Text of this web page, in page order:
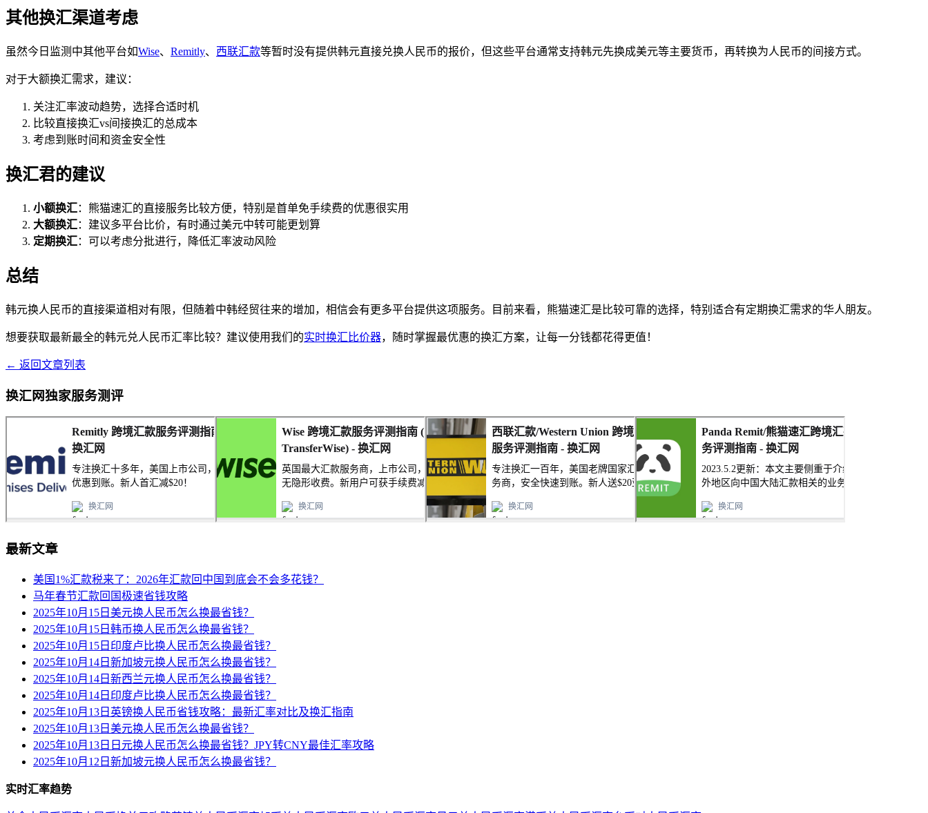
其他换汇渠道考虑
虽然今日监测中其他平台如Wise、 Remitly、 西联汇款等暂时没有提供韩元直接兑换人民币的报价，但这些平台通常支持韩元先换成美元等主要货币，再转换为人民币的间接方式。
对于大额换汇需求，建议：
关注汇率波动趋势，选择合适时机
比较直接换汇vs间接换汇的总成本
考虑到账时间和资金安全性
换汇君的建议
小额换汇：熊猫速汇的直接服务比较方便，特别是首单免手续费的优惠很实用
大额换汇：建议多平台比价，有时通过美元中转可能更划算
定期换汇：可以考虑分批进行，降低汇率波动风险
总结
韩元换人民币的直接渠道相对有限，但随着中韩经贸往来的增加，相信会有更多平台提供这项服务。目前来看，熊猫速汇是比较可靠的选择，特别适合有定期换汇需求的华人朋友。
想要获取最新最全的韩元兑人民币汇率比较？建议使用我们的实时换汇比价器，随时掌握最优惠的换汇方案，让每一分钱都花得更值！
← 返回文章列表
换汇网独家服务测评
最新文章
美国1%汇款税来了：2026年汇款回中国到底会不会多花钱？
马年春节汇款回国极速省钱攻略
2025年10月15日美元换人民币怎么换最省钱？
2025年10月15日韩币换人民币怎么换最省钱？
2025年10月15日印度卢比换人民币怎么换最省钱？
2025年10月14日新加坡元换人民币怎么换最省钱？
2025年10月14日新西兰元换人民币怎么换最省钱？
2025年10月14日印度卢比换人民币怎么换最省钱？
2025年10月13日英镑换人民币省钱攻略：最新汇率对比及换汇指南
2025年10月13日美元换人民币怎么换最省钱？
2025年10月13日日元换人民币怎么换最省钱？JPY转CNY最佳汇率攻略
2025年10月12日新加坡元换人民币怎么换最省钱？
实时汇率趋势